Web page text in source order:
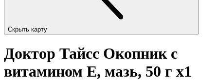
Скрыть карту
Доктор Тайсс Окопник с
витамином Е, мазь, 50 г x1